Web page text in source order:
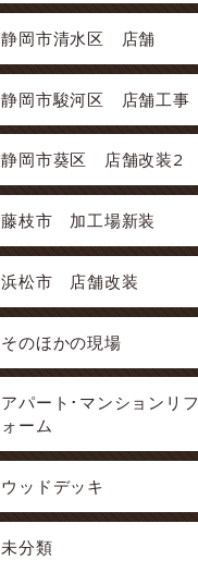
静岡市清水区 店舗
静岡市駿河区 店舗工事
静岡市葵区 店舗改装2
藤枝市 加工場新装
浜松市 店舗改装
そのほかの現場
アパート･マンションリフ
ォーム
ウッドデッキ
未分類